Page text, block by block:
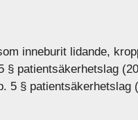
inneburit lidande,
patientsäkerhetslag
5 §